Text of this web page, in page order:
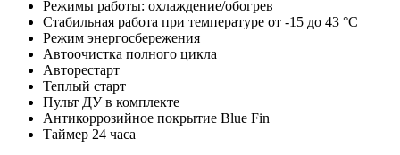
Режимы работы: охлаждение/обогрев
Стабильная работа при температуре от -15 до 43 °C
Режим энергосбережения
Автоочистка полного цикла
Авторестарт
Теплый старт
Пульт ДУ в комплекте
Антикоррозийное покрытие Blue Fin
Таймер 24 часа